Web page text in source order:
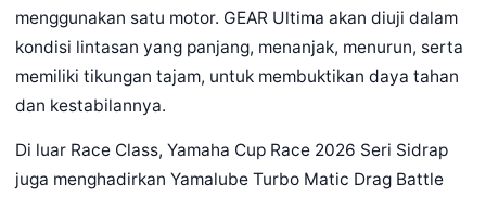
menggunakan satu motor. GEAR Ultima akan diuji dalam
kondisi lintasan yang panjang, menanjak, menurun, serta
memiliki tikungan tajam, untuk membuktikan daya tahan
dan kestabilannya.
Di luar Race Class, Yamaha Cup Race 2026 Seri Sidrap
juga menghadirkan Yamalube Turbo Matic Drag Battle